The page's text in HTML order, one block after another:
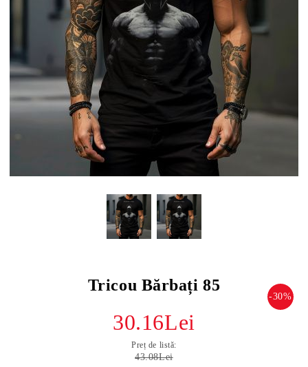
Tricou Bărbați 85
-30%
30.16Lei
Preț de listă:
43.08Lei